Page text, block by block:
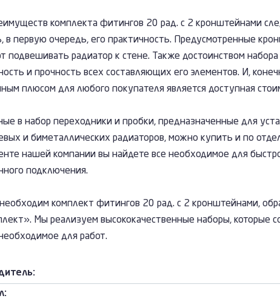
комплекта фитингов 20 рад. с 2 кронштейнами
в первую очередь, его практичность. Предусмотренные
подвешивать радиатор к стене. Также достоинством набора
и прочность всех составляющих его элементов. И,
плюсом для любого покупателя является доступная
в набор переходники и пробки, предназначенные для
и биметаллических радиаторов, можно купить и по
нашей компании вы найдете все необходимое для
подключения.
комплект фитингов 20 рад. с 2 кронштейнами,
Мы реализуем высококачественные наборы, которые
для работ.